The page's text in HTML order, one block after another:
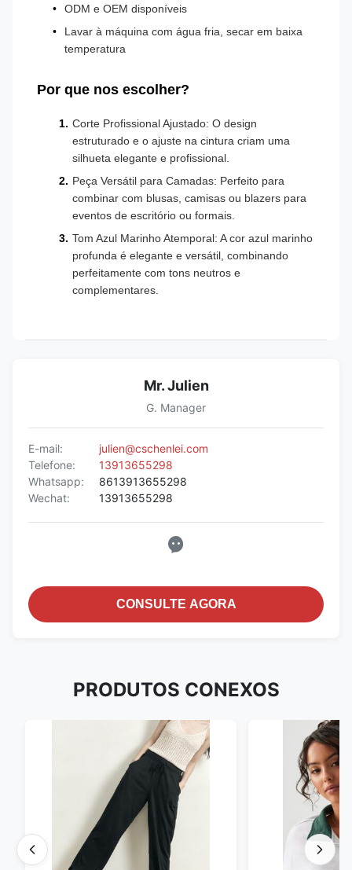
ODM e OEM disponíveis
Lavar à máquina com água fria, secar em baixa
temperatura
Por que nos escolher?
Corte Profissional Ajustado: O design
estruturado e o ajuste na cintura criam uma
silhueta elegante e profissional.
Peça Versátil para Camadas: Perfeito para
combinar com blusas, camisas ou blazers para
eventos de escritório ou formais.
Tom Azul Marinho Atemporal: A cor azul marinho
profunda é elegante e versátil, combinando
perfeitamente com tons neutros e
complementares.
Mr. Julien
G. Manager
E-mail:
julien@cschenlei.com
Telefone:
13913655298
Whatsapp:
8613913655298
Wechat:
13913655298
CONSULTE AGORA
PRODUTOS CONEXOS